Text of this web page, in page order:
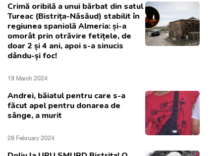
Crimă oribilă a unui bărbat din satul
Tureac (Bistrița-Năsăud) stabilit în
regiunea spaniolă Almeria: și-a
omorât prin otrăvire fetițele, de
doar 2 și 4 ani, apoi s-a sinucis
dându-și foc!
19 March 2024
Andrei, băiatul pentru care s-a
făcut apel pentru donarea de
sânge, a murit
28 February 2024